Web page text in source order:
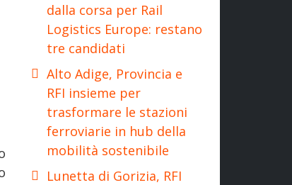
dalla corsa per Rail
Logistics Europe: restano
tre candidati
Alto Adige, Provincia e
RFI insieme per
trasformare le stazioni
ferroviarie in hub della
mobilità sostenibile
Lunetta di Gorizia, RFI